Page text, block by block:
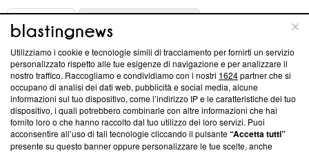
ABOUT
Questa sezione offre informazioni trasparenti su Blasting
News, sui nostri processi editoriali e su come ci impegniamo a
creare news di qualità. Inoltre, afferma la nostra aderenza a
‘Trust Project - News with Integrity’Blasting News non è
ancora membro del programma, ma ha richiesto di farne
parte; Trust Project non ha ancora effettuato una verifica di
conformità agli standard.
Utilizziamo i cookie e tecnologie simili di tracciamento per fornirti un servizio
personalizzato rispetto alle tue esigenze di navigazione e per analizzare il
nostro traffico. Raccogliamo e condividiamo con i nostri 1624partner che si
occupano di analisi dei dati web, pubblicità e social media, alcune
informazioni sul tuo dispositivo, come l’indirizzo IP e le caratteristiche del tuo
dispositivo, i quali potrebbero combinarle con altre informazioni che hai
fornito loro o che hanno raccolto dal tuo utilizzo dei loro servizi. Puoi
acconsentire all’uso di tali tecnologie cliccando il pulsante“Accetta tutti”
presente su questo banner oppure personalizzare le tue scelte, anche